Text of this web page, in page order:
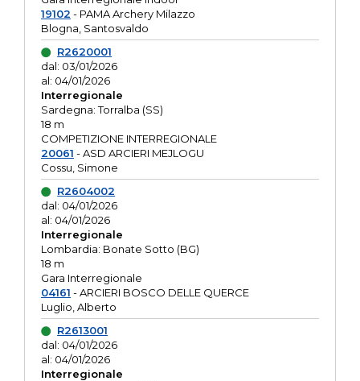
19102 - PAMA Archery Milazzo
Blogna, Santosvaldo
R2620001
dal: 03/01/2026
al: 04/01/2026
Interregionale
Sardegna: Torralba (SS)
18 m
COMPETIZIONE INTERREGIONALE
20061 - ASD ARCIERI MEJLOGU
Cossu, Simone
R2604002
dal: 04/01/2026
al: 04/01/2026
Interregionale
Lombardia: Bonate Sotto (BG)
18 m
Gara Interregionale
04161 - ARCIERI BOSCO DELLE QUERCE
Luglio, Alberto
R2613001
dal: 04/01/2026
al: 04/01/2026
Interregionale